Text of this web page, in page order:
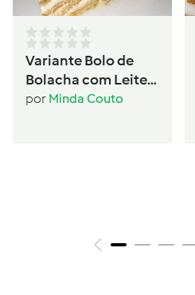
Variante Bolo de
Bolacha com Leite
Condensado
por Minda Couto